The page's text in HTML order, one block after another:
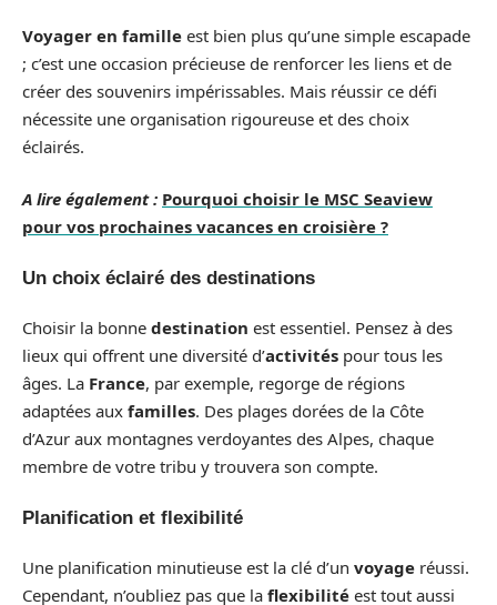
Voyager en famille est bien plus qu’une simple escapade
; c’est une occasion précieuse de renforcer les liens et de
créer des souvenirs impérissables. Mais réussir ce défi
nécessite une organisation rigoureuse et des choix
éclairés.
A lire également : Pourquoi choisir le MSC Seaview
pour vos prochaines vacances en croisière ?
Un choix éclairé des destinations
Choisir la bonne destination est essentiel. Pensez à des
lieux qui offrent une diversité d’activités pour tous les
âges. La France, par exemple, regorge de régions
adaptées aux familles. Des plages dorées de la Côte
d’Azur aux montagnes verdoyantes des Alpes, chaque
membre de votre tribu y trouvera son compte.
Planification et flexibilité
Une planification minutieuse est la clé d’un voyage réussi.
Cependant, n’oubliez pas que la flexibilité est tout aussi